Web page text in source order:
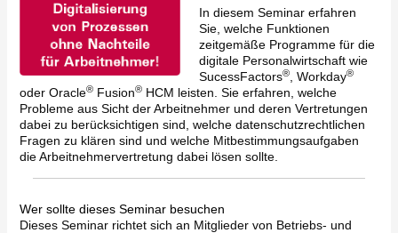
In diesem Seminar erfahren
Sie, welche Funktionen
zeitgemäße Programme für die
digitale Personalwirtschaft wie
SucessFactors®, Workday®
oder Oracle®Fusion®HCM leisten. Sie erfahren, welche
Probleme aus Sicht der Arbeitnehmer und deren Vertretungen
dabei zu berücksichtigen sind, welche datenschutzrechtlichen
Fragen zu klären sind und welche Mitbestimmungsaufgaben
die Arbeitnehmervertretung dabei lösen sollte.
Wer sollte dieses Seminar besuchen
Dieses Seminar richtet sich an Mitglieder von Betriebs- und